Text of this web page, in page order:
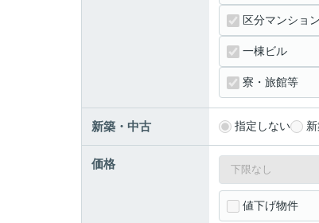
区分マンション
一棟ビル
寮・旅館等
新築・中古 指定しない
価格
値下げ物件